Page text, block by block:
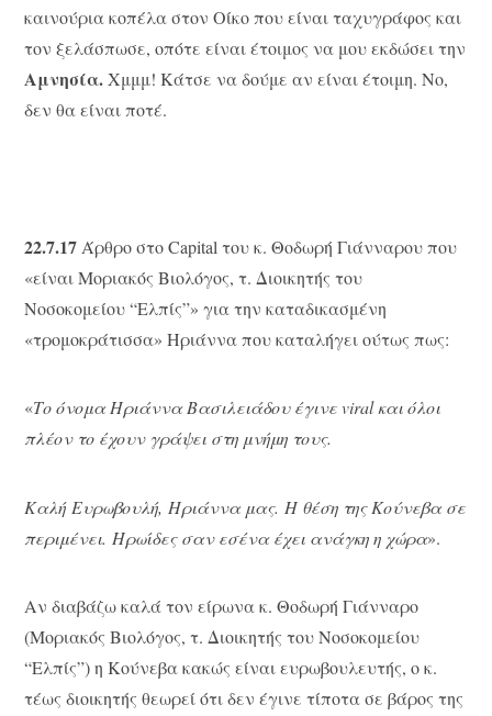
καινούρια κοπέλα στον Οίκο που είναι ταχυγράφος και
τον ξελάσπωσε, οπότε είναι έτοιμος να μου εκδώσει την
Αμνησία.Χμμμ! Κάτσε να δούμε αν είναι έτοιμη. Νο,
δεν θα είναι ποτέ.
22.7.17 Άρθρο στο Capital του κ. Θοδωρή Γιάνναρου που
«είναι Μοριακός Βιολόγος, τ. Διοικητής του
Νοσοκομείου “Ελπίς”» για την καταδικασμένη
«τρομοκράτισσα» Ηριάννα που καταλήγει ούτως πως:
«Το όνομα Ηριάννα Βασιλειάδου έγινε viral και όλοι
πλέον το έχουν γράψει στη μνήμη τους.
Καλή Ευρωβουλή, Ηριάννα μας. Η θέση της Κούνεβα σε
περιμένει. Ηρωίδες σαν εσένα έχει ανάγκη η χώρα».
Αν διαβάζω καλά τον είρωνα κ. Θοδωρή Γιάνναρο
(Μοριακός Βιολόγος, τ. Διοικητής του Νοσοκομείου
“Ελπίς”) η Κούνεβα κακώς είναι ευρωβουλευτής, ο κ.
τέως διοικητής θεωρεί ότι δεν έγινε τίποτα σε βάρος της